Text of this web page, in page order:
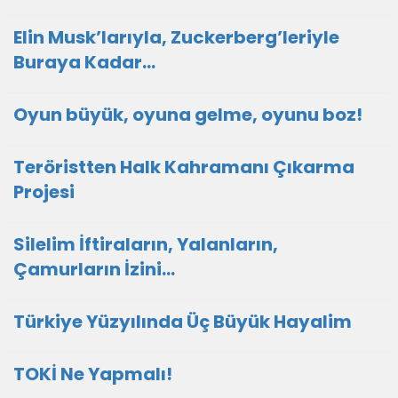
Elin Musk’larıyla, Zuckerberg’leriyle
Buraya Kadar…
Oyun büyük, oyuna gelme, oyunu boz!
Teröristten Halk Kahramanı Çıkarma
Projesi
Silelim İftiraların, Yalanların,
Çamurların İzini…
Türkiye Yüzyılında Üç Büyük Hayalim
TOKİ Ne Yapmalı!